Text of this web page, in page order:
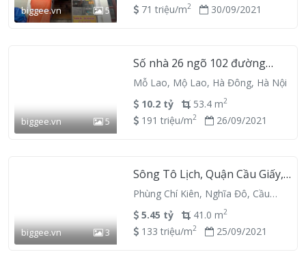
biggee.vn 5 71 triệu/m2 30/09/2021
biggee.vn 5
Số nhà 26 ngõ 102 đường
Trần Phú, Quận Hà Đông,
Hanoi 152700, Vietnam
Mỗ Lao, Mộ Lao, Hà Đông, Hà Nội
10.2 tỷ
53.4 m2
191 triệu/m2 26/09/2021
biggee.vn 3
Sông Tô Lịch, Quận Cầu Giấy,
Hanoi 122100, Vietnam
Phùng Chí Kiên, Nghĩa Đô, Cầu
Giấy, Hà Nội
5.45 tỷ 41.0 m2
133 triệu/m2 25/09/2021